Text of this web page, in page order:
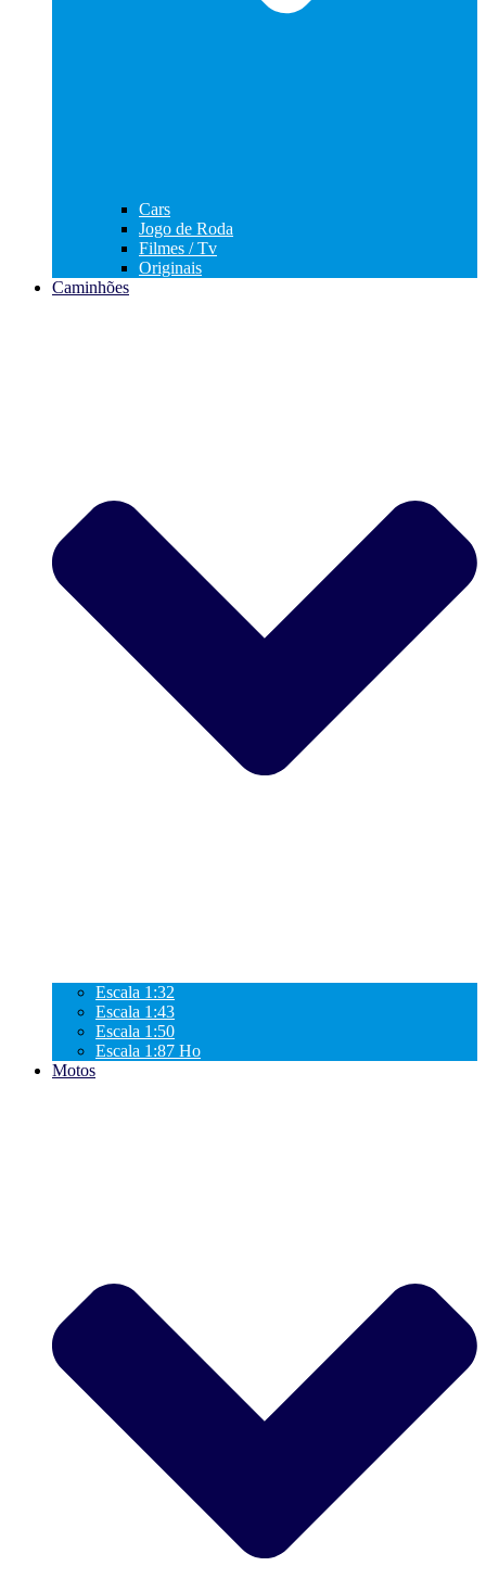
Cars
Jogo de Roda
Filmes / Tv
Originais
Caminhões
Escala 1:32
Escala 1:43
Escala 1:50
Escala 1:87 Ho
Motos